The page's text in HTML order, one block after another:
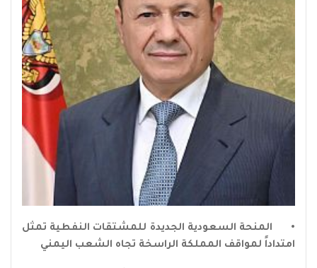
•
المنحة السعودية الجديدة للمشتقات النفطية تمثل
امتداداً لمواقف المملكة الراسخة تجاه الشعب اليمني